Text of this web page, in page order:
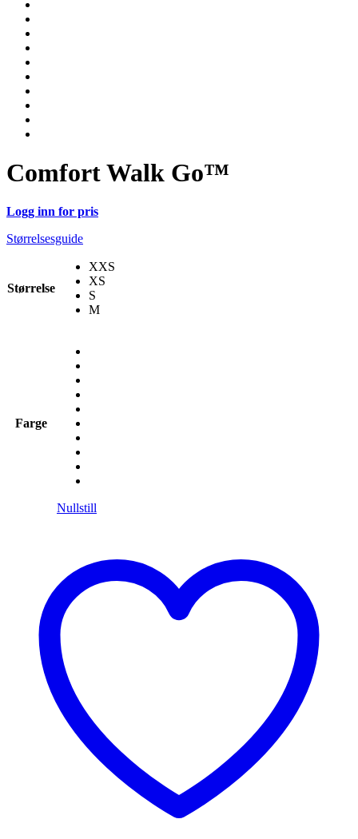
Comfort Walk Go™
Logg inn for pris
Størrelsesguide
Størrelse
XXS
XS
S
M
Farge
Nullstill